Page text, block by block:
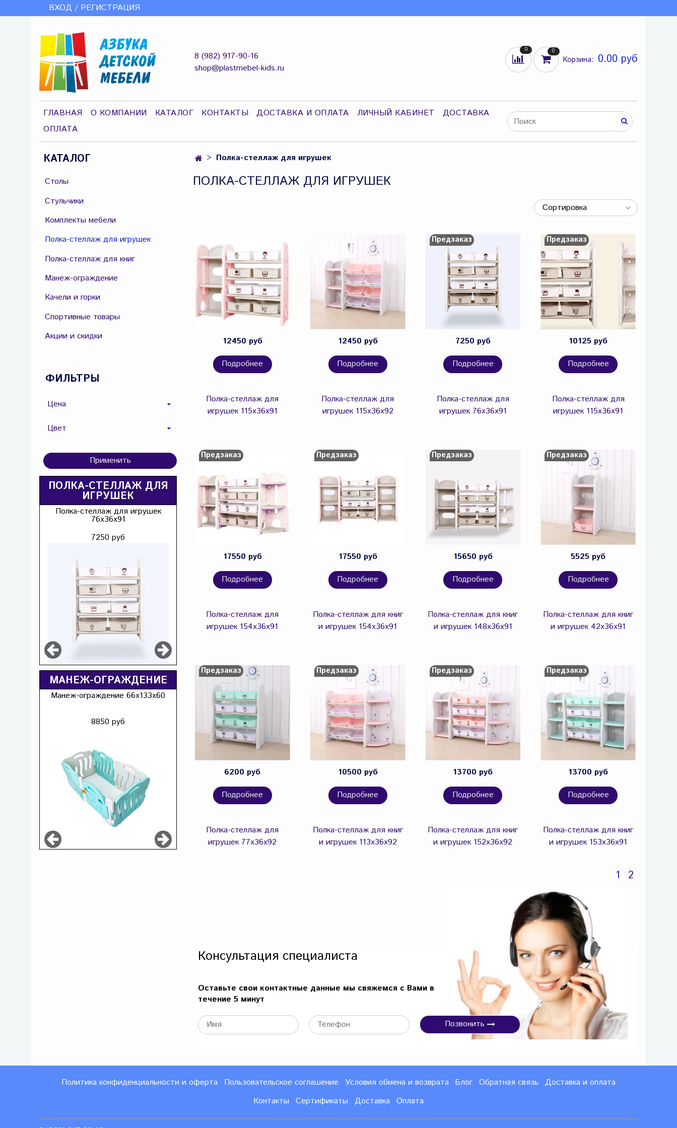
ВХОД / РЕГИСТРАЦИЯ
8 (982) 917-90-16
shop@plastmebel-kids.ru
0 0
Корзина: 0.00 руб
ГЛАВНАЯ О КОМПАНИИ КАТАЛОГ КОНТАКТЫ ДОСТАВКА И ОПЛАТА ЛИЧНЫЙ КАБИНЕТ
ДОСТАВКА
ОПЛАТА
Полка-стеллаж для игрушек
ПОЛКА-СТЕЛЛАЖ ДЛЯ ИГРУШЕК
12450 руб
Подробнее
Полка-стеллаж для
игрушек 115х36х91
12450 руб
Подробнее
Полка-стеллаж для
игрушек 115х36х92
Предзаказ
7250 руб
Подробнее
Полка-стеллаж для
игрушек 76х36х91
Предзаказ
10125 руб
Подробнее
Полка-стеллаж для
игрушек 115х36х91
Предзаказ
17550 руб
Подробнее
Полка-стеллаж для
игрушек 154х36х91
Предзаказ
17550 руб
Подробнее
Полка-стеллаж для книг
и игрушек 154х36х91
Предзаказ
15650 руб
Подробнее
Полка-стеллаж для книг
и игрушек 148х36х91
Предзаказ
5525 руб
Подробнее
Полка-стеллаж для книг
и игрушек 42х36х91
Предзаказ
6200 руб
Подробнее
Полка-стеллаж для
игрушек 77х36х92
Предзаказ
10500 руб
Подробнее
Полка-стеллаж для книг
и игрушек 113х36х92
Предзаказ
13700 руб
Подробнее
Полка-стеллаж для книг
и игрушек 152х36х92
Предзаказ
13700 руб
Подробнее
Полка-стеллаж для книг
и игрушек 153х36х91
1 2
Консультация специалиста
Оставьте свои контактные данные мы свяжемся с Вами в
течение 5 минут
Позвонить
КАТАЛОГ
Столы
Стульчики
Комплекты мебели
Полка-стеллаж для игрушек
Полка-стеллаж для книг
Манеж-ограждение
Качели и горки
Спортивные товары
Акции и скидки
ФИЛЬТРЫ
Цена
Цвет
Применить
ПОЛКА-СТЕЛЛАЖ ДЛЯ
ИГРУШЕК
Полка-стеллаж для игрушек
76х36х91
7250 руб
МАНЕЖ-ОГРАЖДЕНИЕ
Манеж-ограждение 66х133х60
8850 руб
Политика конфиденциальности и оферта Пользовательское соглашение Условия обмена и возврата Блог Обратная связь
Доставка и оплата
Контакты
Сертификаты Доставка Оплата